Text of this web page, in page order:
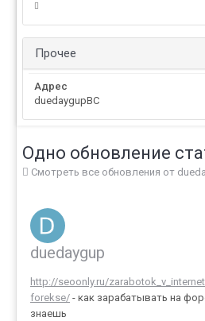
Прочее
Адрес
duedaygupBC
Одно обновление
Смотреть все обновления от
duedaygup
http://seoonly.ru/
forekse/ - как зарабатывать на
знаешь